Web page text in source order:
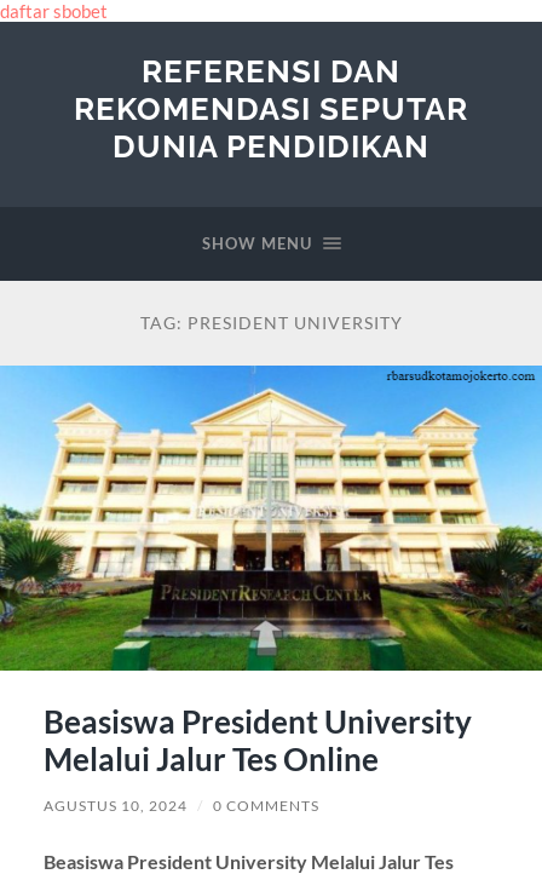
daftar sbobet
REFERENSI DAN
REKOMENDASI SEPUTAR
DUNIA PENDIDIKAN
SHOW MENU
TAG: PRESIDENT UNIVERSITY
Beasiswa President University
Melalui Jalur Tes Online
AGUSTUS 10, 2024 / 0 COMMENTS
Beasiswa President University Melalui Jalur Tes